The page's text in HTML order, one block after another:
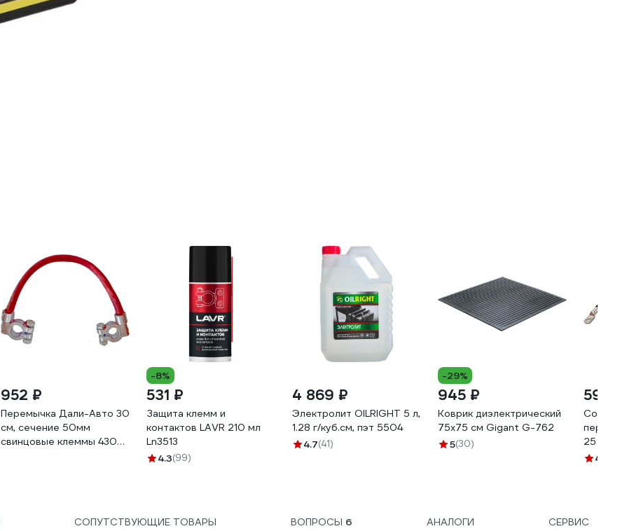
952 ₽
Перемычка Дали-Авто 30
см, сечение 50мм
свинцовые клеммы 430
-8%
531 ₽
Защита клемм и
контактов LAVR 210 мл
Ln3513
4.3(99)
4 869 ₽
Электролит OILRIGHT 5 л,
1.28 г/куб.см, пэт 5504
4.7(41)
-29%
945 ₽
Коврик диэлектрический
75х75 см Gigant G-762
5(30)
590
25 см,
СП-
4.8
СОПУТСТВУЮЩИЕ ТОВАРЫ ВОПРОСЫ 6 АНАЛОГИ СЕРВИС